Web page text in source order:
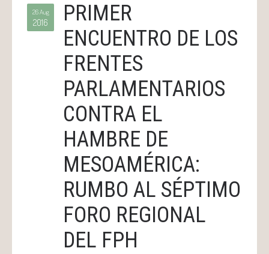
26 Aug
2016
PRIMER
ENCUENTRO DE LOS
FRENTES
PARLAMENTARIOS
CONTRA EL
HAMBRE DE
MESOAMÉRICA:
RUMBO AL SÉPTIMO
FORO REGIONAL
DEL FPH